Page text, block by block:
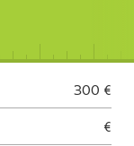
300 €
€